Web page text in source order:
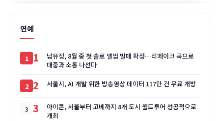
연예
1
남유정, 8월 중 첫 솔로 앨범 발매 확정…리메이크 곡으로
대중과 소통 나선다
2 서울시, AI 개발 위한 방송영상 데이터 117만 건 무료 개방
3
아이콘, 서울부터 고베까지 8개 도시 월드투어 성공적으로
개최